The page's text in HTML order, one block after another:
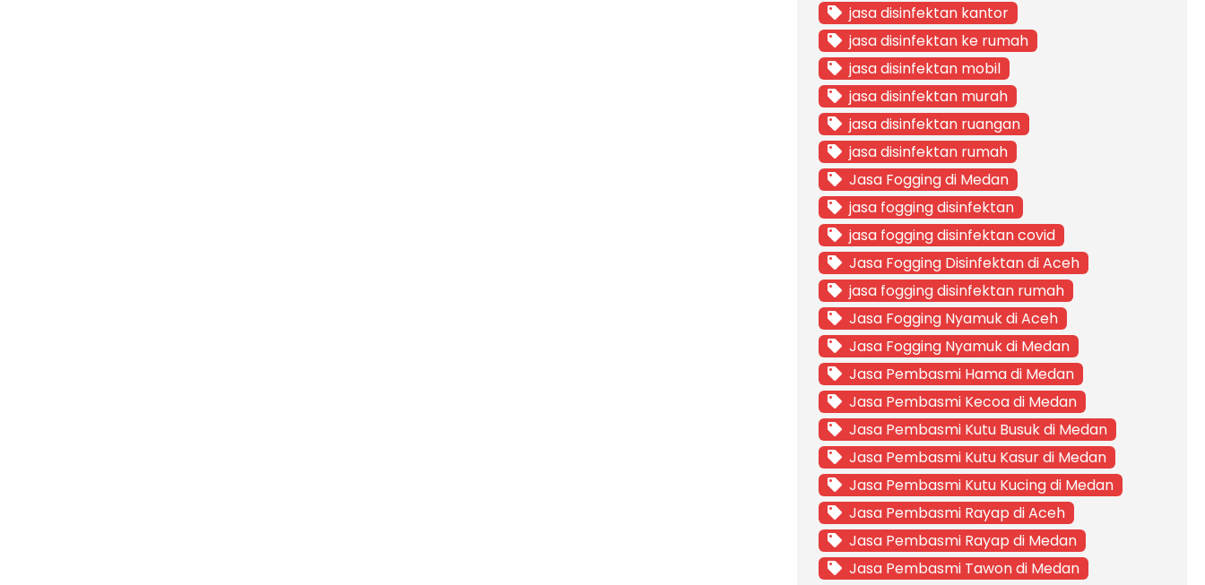
jasa disinfektan kantor
jasa disinfektan ke rumah
jasa disinfektan mobil
jasa disinfektan murah
jasa disinfektan ruangan
jasa disinfektan rumah
Jasa Fogging di Medan
jasa fogging disinfektan
jasa fogging disinfektan covid
Jasa Fogging Disinfektan di Aceh
jasa fogging disinfektan rumah
Jasa Fogging Nyamuk di Aceh
Jasa Fogging Nyamuk di Medan
Jasa Pembasmi Hama di Medan
Jasa Pembasmi Kecoa di Medan
Jasa Pembasmi Kutu Busuk di Medan
Jasa Pembasmi Kutu Kasur di Medan
Jasa Pembasmi Kutu Kucing di Medan
Jasa Pembasmi Rayap di Aceh
Jasa Pembasmi Rayap di Medan
Jasa Pembasmi Tawon di Medan